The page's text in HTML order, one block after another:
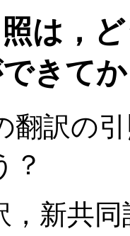
は，
きてか
翻訳の
？
，新共